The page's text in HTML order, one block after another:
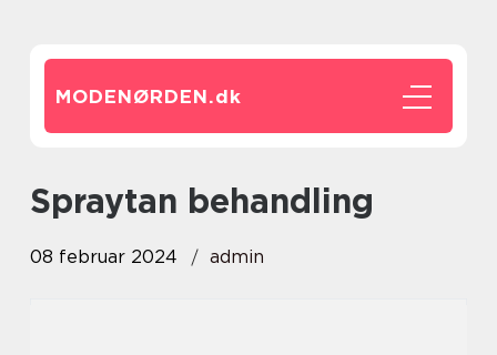
MODENØRDEN.dk
spraytan behandling
08 februar 2024 admin